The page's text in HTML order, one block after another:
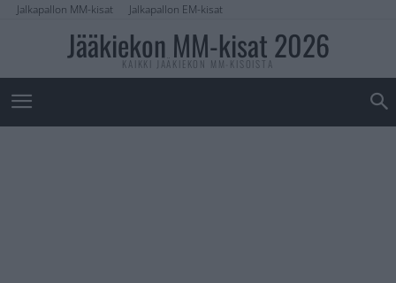
Jalkapallon MM-kisat Jalkapallon EM-kisat
Jääkiekon MM-kisat 2026
KAIKKI JÄÄKIEKON MM-KISOISTA